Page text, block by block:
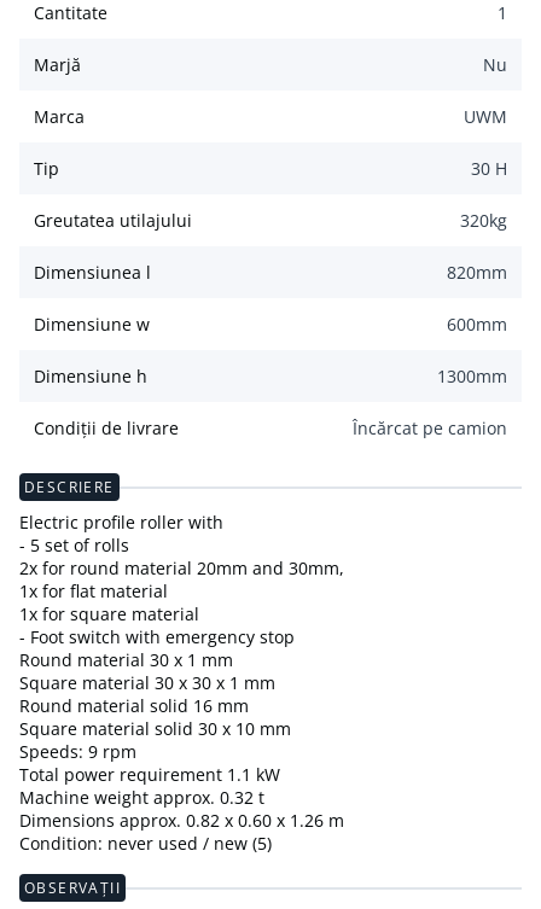
Cantitate 1
Marjă Nu
Marca UWM
Tip 30 H
Greutatea utilajului 320kg
Dimensiunea l 820mm
Dimensiune w 600mm
Dimensiune h 1300mm
Condiții de livrare Încărcat pe camion
DESCRIERE
Electric profile roller with
- 5 set of rolls
2x for round material 20mm and 30mm,
1x for flat material
1x for square material
- Foot switch with emergency stop
Round material 30 x 1 mm
Square material 30 x 30 x 1 mm
Round material solid 16 mm
Square material solid 30 x 10 mm
Speeds: 9 rpm
Total power requirement 1.1 kW
Machine weight approx. 0.32 t
Dimensions approx. 0.82 x 0.60 x 1.26 m
Condition: never used / new (5)
OBSERVAȚII